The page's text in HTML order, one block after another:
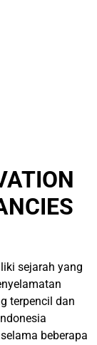
sejarah yang
terpencil dan
beberapa